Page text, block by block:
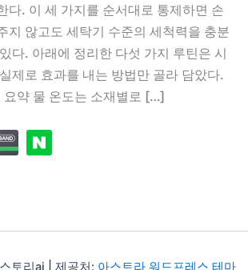
다. 이 세 가지를 순서대로 통제하면 손
지 않고도 세탁기 수준의 세척력을 충분
다. 아래에 정리한 다섯 가지 루틴은 시
제로 효과를 내는 방법만 골라 담았다.
요약 물 온도는 소재별로 […]
토리ai | 제공처: 아스트라 워드프레스 테마